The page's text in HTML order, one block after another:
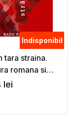
Indisponibil
tara straina.
romana si
in
Muller si a
Codrescu –
Gheo
lei